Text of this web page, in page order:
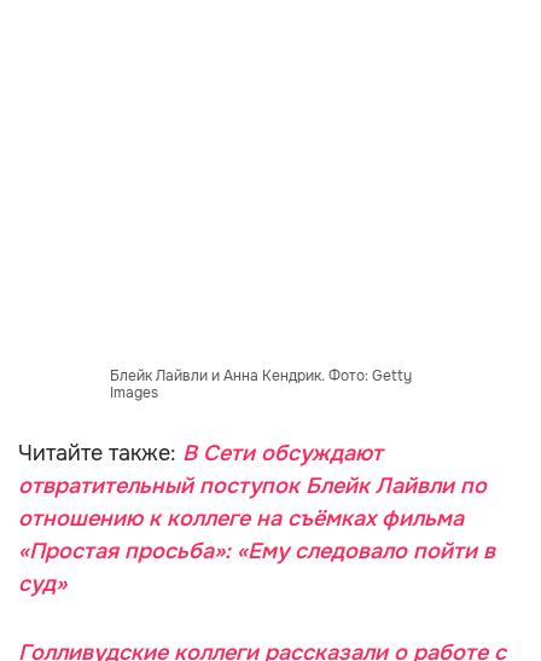
Блейк Лайвли и Анна Кендрик. Фото: Getty
Images
Читайте также: В Сети обсуждают
отвратительный поступок Блейк Лайвли по
отношению к коллеге на съёмках фильма
«Простая просьба»: «Ему следовало пойти в
суд»
Голливудские коллеги рассказали о работе с